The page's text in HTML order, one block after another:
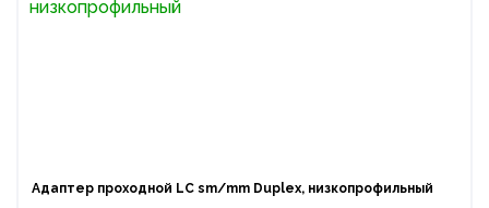
Адаптер проходной LC sm/mm Duplex, низкопрофильный